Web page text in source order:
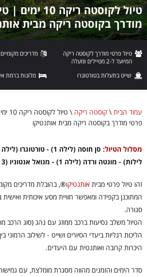
טיול לקוסטה ריקה
מודרך בקוסטה ריקה מבית
טיול פרטי מודרך לקוסטה ריקה
המיועד ל-2 מטיילים ומעלה
מדריכים
שייט בתעלות בטורטוגרו מלונות ברמת
עמוד הבית \ קוסטה ריקה \
טיול
פרטי מודרך בקוסטה ריקה מבית אותנטיקו
מסלול הטיול:
לילות) - מונטה ורדה (לילה 1) - מנואל אנטוניו (3 לילות)
זהו טיול פרטי מבית אותנטיקו®, בהובלת מדריכים
המתוכנן בקפידה ומאפשר חוויית מסע איכותית
סגורה.
הטיול משלב נסיעות ברכב ממוזג עם נהג (סוג הרכב
הליכות רגליות ביעדי הסיורים ושייט - לשילוב הרמוני
היכרות קרובה ואותנטית עם היעדים.
סדר הימים והזמנים מהווה מסגרת מומלצת, עם